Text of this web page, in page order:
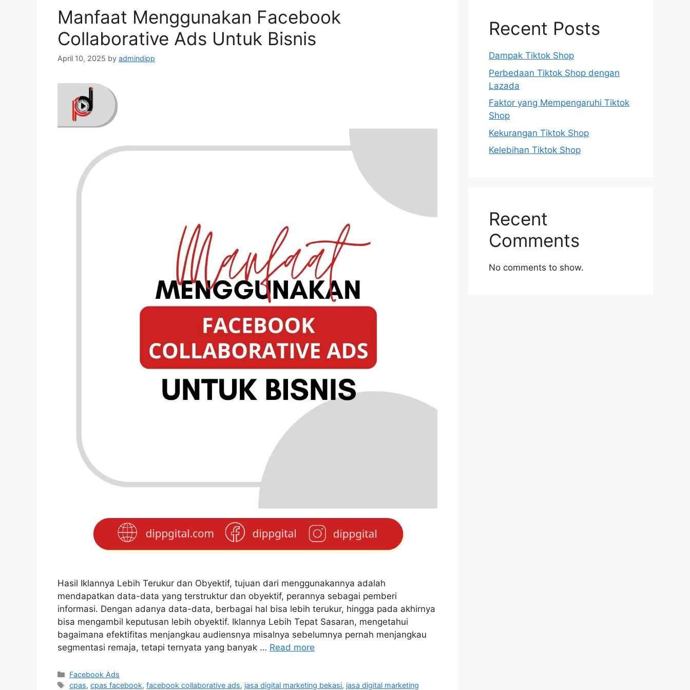
Manfaat Menggunakan Facebook
Collaborative Ads Untuk Bisnis
April 10, 2025 by admindipp
Hasil Iklannya Lebih Terukur dan Obyektif, tujuan dari menggunakannya adalah
mendapatkan data-data yang terstruktur dan obyektif, perannya sebagai pemberi
informasi. Dengan adanya data-data, berbagai hal bisa lebih terukur, hingga pada akhirnya
bisa mengambil keputusan lebih obyektif. Iklannya Lebih Tepat Sasaran, mengetahui
bagaimana efektifitas menjangkau audiensnya misalnya sebelumnya pernah menjangkau
segmentasi remaja, tetapi ternyata yang banyak … Read more
Facebook Ads
cpas,cpas facebook,facebook collaborative ads, jasa digital marketing bekasi, jasa digital marketing
Recent Posts
Dampak Tiktok Shop
Perbedaan Tiktok Shop dengan
Lazada
Faktor yang Mempengaruhi Tiktok
Shop
Kekurangan Tiktok Shop
Kelebihan Tiktok Shop
Recent
Comments
No comments to show.